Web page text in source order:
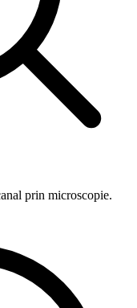
prin microscopie.